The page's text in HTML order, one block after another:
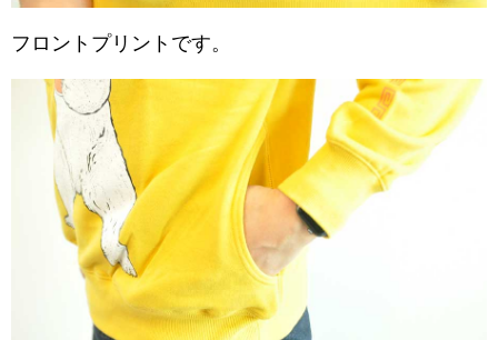
フロントプリントです。